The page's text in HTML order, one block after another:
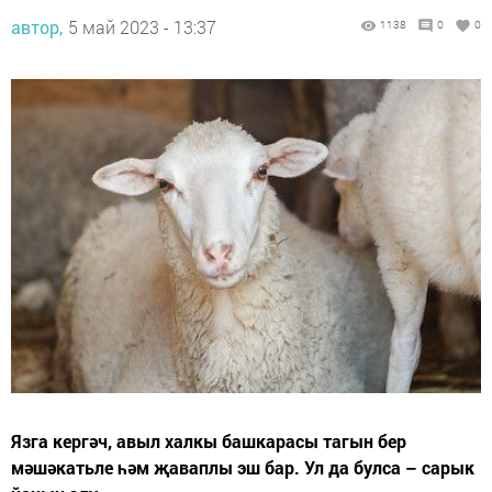
автор, 5 май 2023 - 13:37 1138 0 0
Язга кергәч, авыл халкы башкарасы тагын бер
мәшәкатьле һәм җаваплы эш бар. Ул да булса – сарык